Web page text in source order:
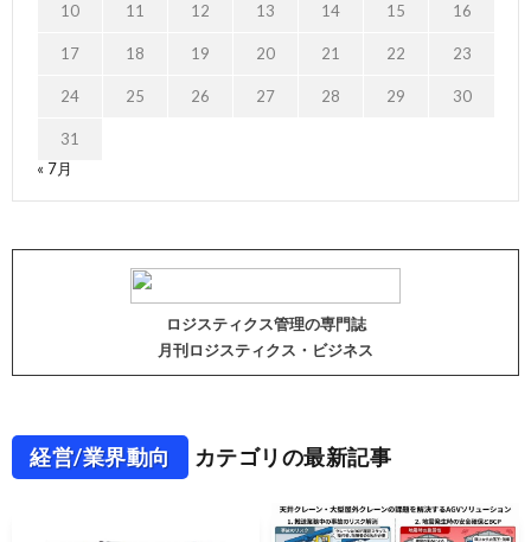
10 11 12 13 14 15 16
17 18 19 20 21 22 23
24 25 26 27 28 29 30
31
« 7月
ロジスティクス管理の専門誌
月刊ロジスティクス・ビジネス
経営/業界動向 カテゴリの最新記事